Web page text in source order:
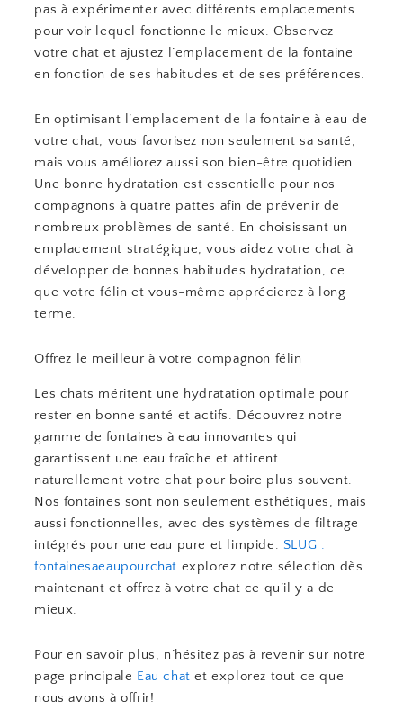
pas à expérimenter avec différents emplacements
pour voir lequel fonctionne le mieux. Observez
votre chat et ajustez l’emplacement de la fontaine
en fonction de ses habitudes et de ses préférences.
En optimisant l’emplacement de la fontaine à eau de
votre chat, vous favorisez non seulement sa santé,
mais vous améliorez aussi son bien-être quotidien.
Une bonne hydratation est essentielle pour nos
compagnons à quatre pattes afin de prévenir de
nombreux problèmes de santé. En choisissant un
emplacement stratégique, vous aidez votre chat à
développer de bonnes habitudes hydratation, ce
que votre félin et vous-même apprécierez à long
terme.
Offrez le meilleur à votre compagnon félin
Les chats méritent une hydratation optimale pour
rester en bonne santé et actifs. Découvrez notre
gamme de fontaines à eau innovantes qui
garantissent une eau fraîche et attirent
naturellement votre chat pour boire plus souvent.
Nos fontaines sont non seulement esthétiques, mais
aussi fonctionnelles, avec des systèmes de filtrage
intégrés pour une eau pure et limpide. SLUG :
fontainesaeaupourchat explorez notre sélection dès
maintenant et offrez à votre chat ce qu’il y a de
mieux.
Pour en savoir plus, n’hésitez pas à revenir sur notre
page principale Eau chat et explorez tout ce que
nous avons à offrir!